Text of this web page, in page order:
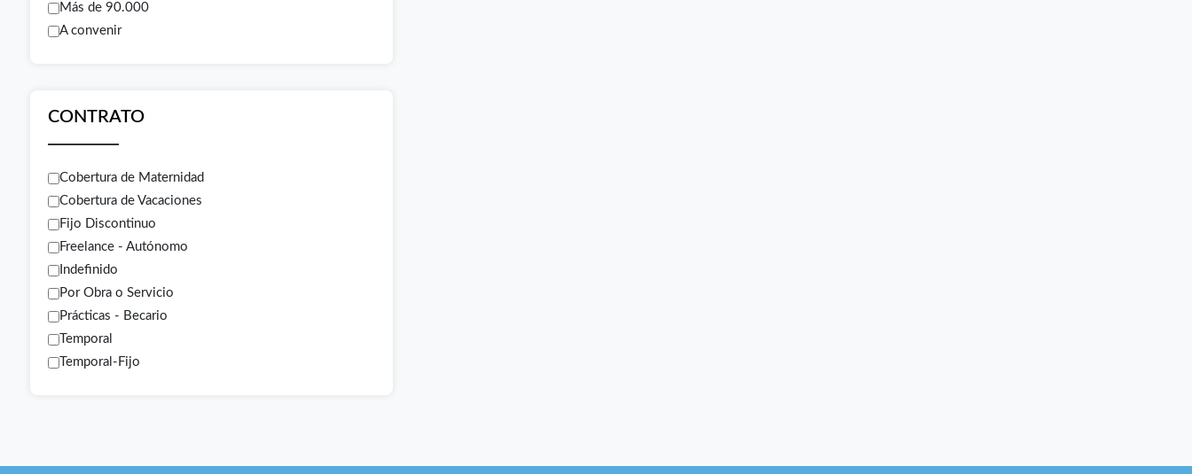
Más de 90.000
A convenir
CONTRATO
Cobertura de Maternidad
Cobertura de Vacaciones
Fijo Discontinuo
Freelance - Autónomo
Indefinido
Por Obra o Servicio
Prácticas - Becario
Temporal
Temporal-Fijo